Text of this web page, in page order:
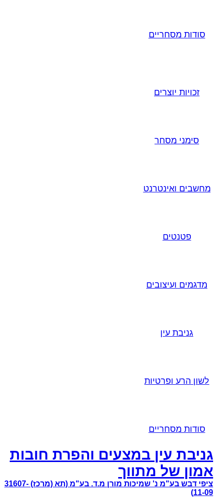
סודות מסחריים
זכויות יוצרים
סימני מסחר
מחשבים ואינטרנט
פטנטים
מדגמים ועיצובים
גניבת עין
לשון הרע ופרטיות
סודות מסחריים
גניבת עין במצעים והפרת חובות
אמון של מתווך
ציפי דבש בע"מ נ' שמיכות מורן מ.ד. בע"מ (תא (מרכז) 31607-
11-09)